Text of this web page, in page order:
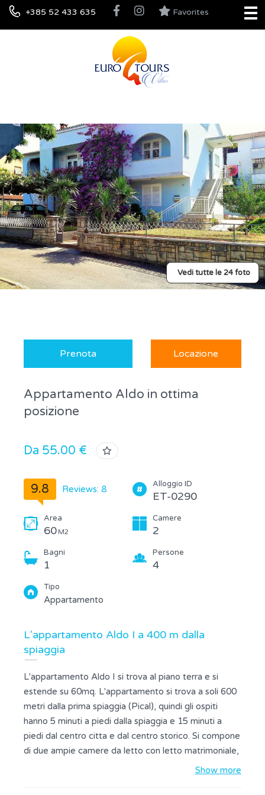
+385 52 433 635 Favorites
Vedi tutte le 24 foto
Prenota Locazione
Appartamento Aldo in ottima
posizione
Da 55.00 €
9.8 Reviews: 8 Alloggio ID
ET-0290
Area
60 M2
Camere
2
Bagni
1
Persone
4
Tipo
Appartamento
L'appartamento Aldo I a 400 m dalla
spiaggia
L'appartamento Aldo I si trova al piano terra e si
estende su 60mq. L'appartamento si trova a soli 600
metri dalla prima spiaggia (Pical), quindi gli ospiti
hanno 5 minuti a piedi dalla spiaggia e 15 minuti a
piedi dal centro citta e dal centro storico. Si compone
di due ampie camere da letto con letto matrimoniale,
Show more